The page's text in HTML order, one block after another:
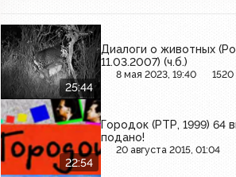
25:44
Диалоги о животных
11.03.2007) (ч.б.)
8 мая 2023, 19:40 1520
22:54
Городок (РТР, 1999) 64
подано!
20 августа 2015, 01:04